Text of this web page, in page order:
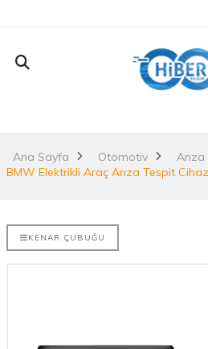
Ana Sayfa Otomotiv
BMW Elektrikli Araç Arıza Tespit
3.530,67TL
Rev3 (Orijinal)
3.628,99TL
KENAR ÇUBUĞU